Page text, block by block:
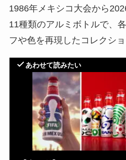
1986年メキシコ大会から
11種類のアルミボトルで、
フや色を再現したコレクショ
あわせて読みたい